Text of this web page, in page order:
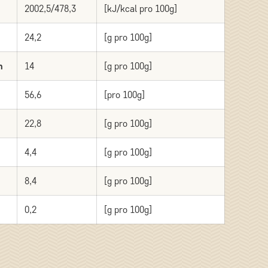
2002,5/478,3 [kJ/kcal pro 100g]
24,2 [g pro 100g]
14 [g pro 100g]
56,6 [pro 100g]
22,8 [g pro 100g]
4,4 [g pro 100g]
8,4 [g pro 100g]
0,2 [g pro 100g]